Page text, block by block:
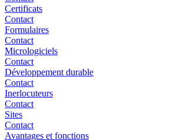
Certificats
Contact
Formulaires
Contact
Micrologiciels
Contact
Développement durable
Contact
Inerlocuteurs
Contact
Sites
Contact
Avantages et fonctions